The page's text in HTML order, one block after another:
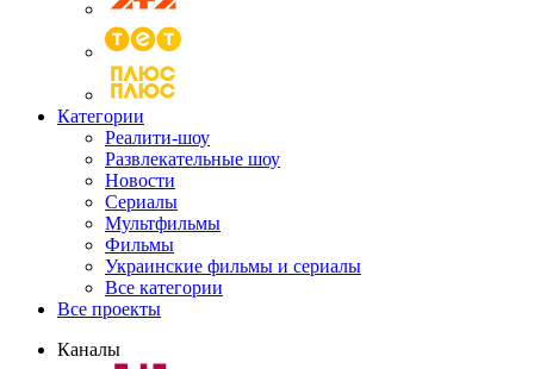
Категории
Реалити-шоу
Развлекательные шоу
Новости
Сериалы
Мультфильмы
Фильмы
Украинские фильмы и сериалы
Все категории
Все проекты
Каналы